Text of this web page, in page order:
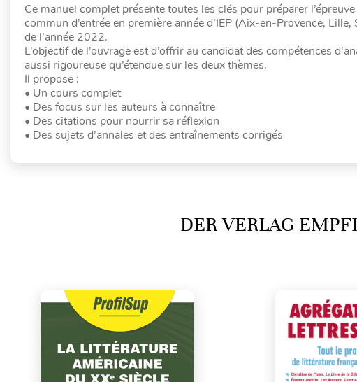
Ce manuel complet présente toutes les clés pour préparer
commun d’entrée en première année d’IEP (Aix-en-Provence,
de l’année 2022.
L’objectif de l’ouvrage est d’offrir au candidat des compétences
aussi rigoureuse qu’étendue sur les deux thèmes.
Il propose :
• Un cours complet
• Des focus sur les auteurs à connaître
• Des citations pour nourrir sa réflexion
• Des sujets d’annales et des entraînements corrigés
DER VERLAG